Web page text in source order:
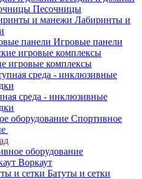
Песочницы
Лабиринты и
Игровые панели
игровые комплексы
среда - инклюзивные
Спортивное
оборудование
Воркаут
Батуты и сетки